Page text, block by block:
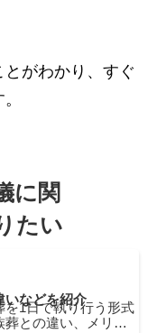
がわかり、 すぐ
に関
たい
いなどを紹介
1日で執り行う形式
との違い、メリッ